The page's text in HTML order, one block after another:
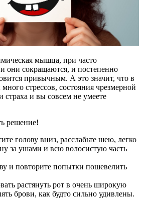
мышца, при часто
они сокращаются, и постепенно
привычным. А это значит, что в
стрессов, состояния чрезмерной
страха и вы совсем не умеете
решение!
голову вниз, расслабьте шею, легко
за ушами и всю волосистую часть
и повторите попытки пошевелить
растянуть рот в очень широкую
брови, как будто сильно удивлены.